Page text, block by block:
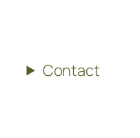
Contact